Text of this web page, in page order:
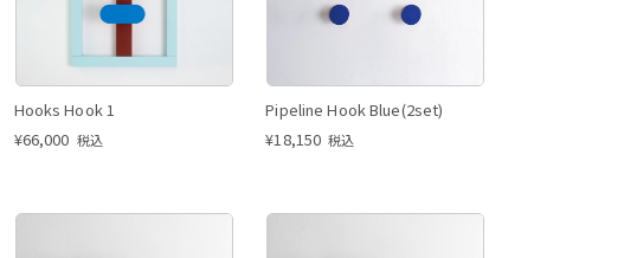
Hooks Hook 1
¥66,000 税込
Pipeline Hook Blue(2set)
¥18,150 税込